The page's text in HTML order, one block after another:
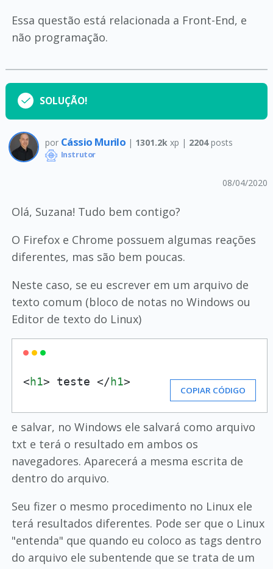
Essa questão está relacionada a Front-End, e
não programação.
SOLUÇÃO!
por Cássio Murilo | 1301.2k xp | 2204posts
Instrutor
08/04/2020
Olá, Suzana! Tudo bem contigo?
O Firefox e Chrome possuem algumas reações
diferentes, mas são bem poucas.
Neste caso, se eu escrever em um arquivo de
texto comum (bloco de notas no Windows ou
Editor de texto do Linux)
<h1> teste </h1>
COPIAR CÓDIGO
e salvar, no Windows ele salvará como arquivo
txt e terá o resultado em ambos os
navegadores. Aparecerá a mesma escrita de
dentro do arquivo.
Seu fizer o mesmo procedimento no Linux ele
terá resultados diferentes. Pode ser que o Linux
"entenda" que quando eu coloco as tags dentro
do arquivo ele subentende que se trata de um